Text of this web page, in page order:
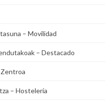
– Movilidad
– Destacado
– Hostelería